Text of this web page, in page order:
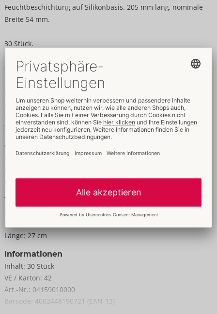
Feuchtbeschichtung auf Silikonbasis. 205 mm lang, nominale
Breite 54 mm.
30 Stück.
Daten & Eigenschaften
Daten
Farbe: transparent
Material: Naturkautschuklatex
Zur Materialkunde
Größe
Länge: 20,5 cm
Durchmesser:
Gewicht: 90 g
Verpackung
Breite:
Höhe:
Länge: 27 cm
Informationen
Inhalt: 30 Stück
VE / Karton: 42
Art.-Nr.: 04159010000
Barcode: 4002448190721 (EAN-13)